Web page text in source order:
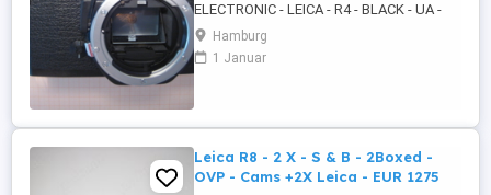
ELECTRONIC - LEICA - R4 - BLACK - UA -
LEICA - R4 - BLACK - MOT - ELECTRONIC -
LEICA - R4 - BLACK BODENPLATTE PLUS
UA PLUS UA 2 X OBJEKTIVE NO LEICA 1.
DURCHMESSER DM - KOREA 2. AUTO ...
Hamburg
1 Januar
Leica R8 - 2 X - S & B - 2Boxed -
OVP - Cams +2X Leica - EUR 1275